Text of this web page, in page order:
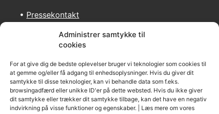
Administrer samtykke til
cookies
For at give dig de bedste oplevelser bruger vi teknologier som cookies til
at gemme og/eller få adgang til enhedsoplysninger. Hvis du giver dit
samtykke til disse teknologier, kan vi behandle data som f.eks.
browsingadfærd eller unikke ID'er på dette websted. Hvis du ikke giver
dit samtykke eller trækker dit samtykke tilbage, kan det have en negativ
indvirkning på visse funktioner og egenskaber. | Læs mere om vores
• Pressekontakt
© 2026 - Teamudvikling.dk
Cookie indstillinger